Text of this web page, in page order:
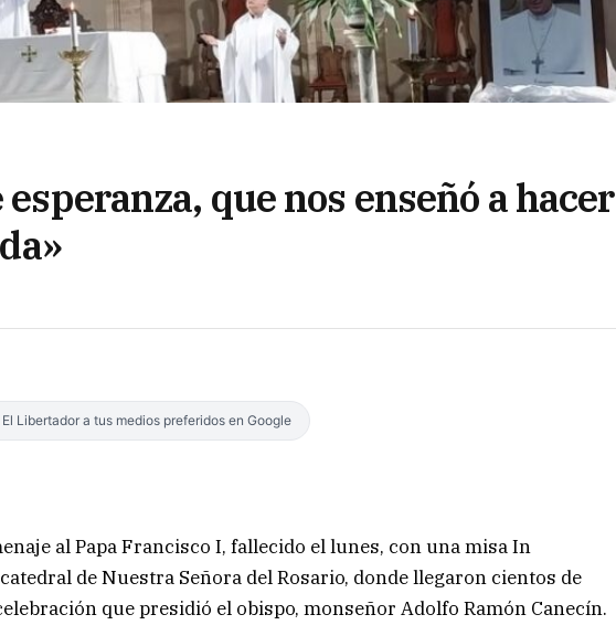
que nos enseñó a hacer
Libertador a tus medios preferidos en Google
al Papa Francisco I, fallecido el lunes, con una misa In
de Nuestra Señora del Rosario, donde llegaron cientos de
que presidió el obispo, monseñor Adolfo Ramón Canecín.